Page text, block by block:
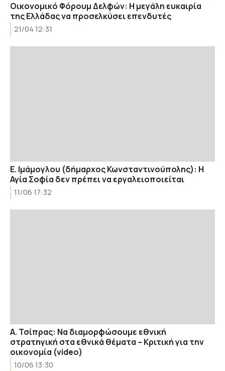
Οικονομικό Φόρουμ Δελφών: Η μεγάλη ευκαιρία
της Ελλάδας να προσελκύσει επενδυτές
21/04 12:31
Ε. Ιμάμογλου (δήμαρχος Κωνσταντινούπολης): Η
Αγία Σοφία δεν πρέπει να εργαλειοποιείται
11/06 17:32
Α. Τσίπρας: Να διαμορφώσουμε εθνική
στρατηγική στα εθνικά θέματα – Κριτική για την
οικονομία (video)
10/06 13:30